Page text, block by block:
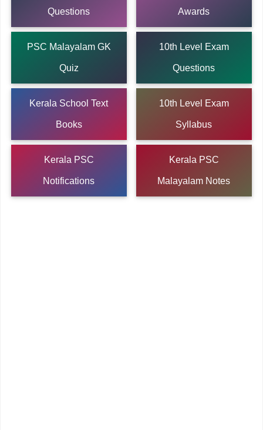
Questions Awards
PSC Malayalam GK
Quiz
10th Level Exam
Questions
Kerala School Text
Books
10th Level Exam
Syllabus
Kerala PSC
Notifications
Kerala PSC
Malayalam Notes